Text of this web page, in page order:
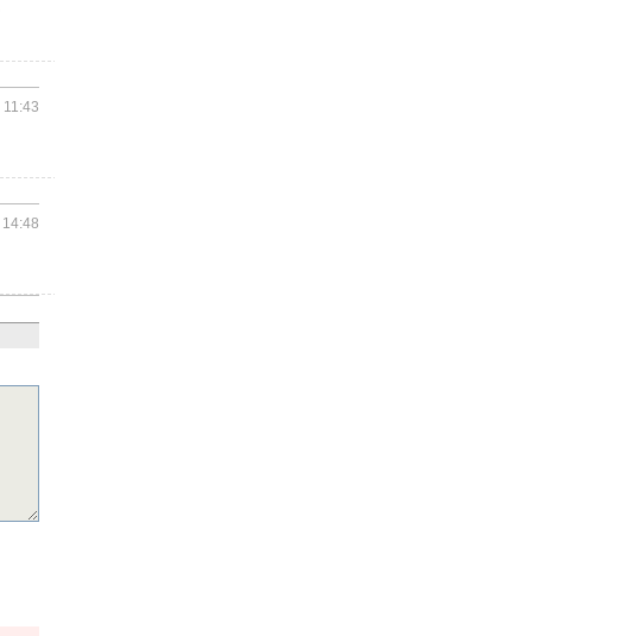
11:43
14:48